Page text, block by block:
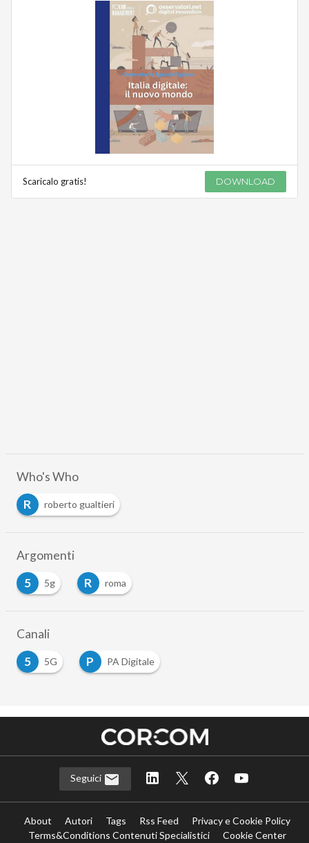
Scaricalo gratis! DOWNLOAD
Who's Who
R
roberto gualtieri
Argomenti
5
5g R roma
Canali
5
5G P PA Digitale
Seguici
About Autori Tags Rss Feed
Privacy e Cookie Policy
Terms&Conditions Contenuti Specialistici
Cookie Center